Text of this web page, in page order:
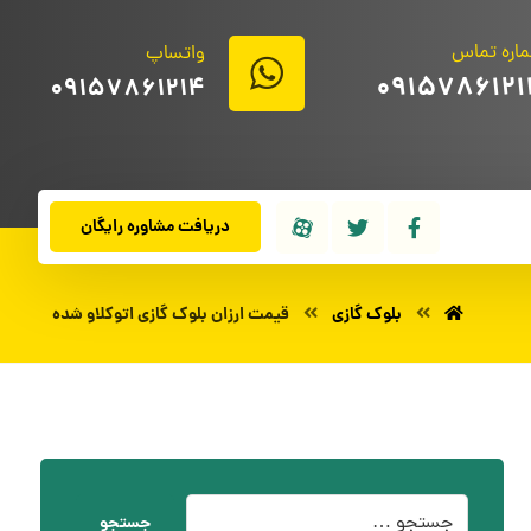
واتساپ
09157861214
تماس
دریافت مشاوره رایگان
بلوک گازی قیمت ارزان بلوک گازی اتوکلاو شده
جستجو